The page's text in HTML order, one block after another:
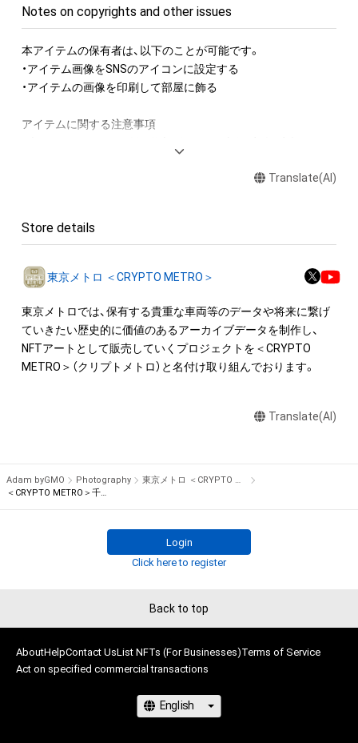
Notes on copyrights and other issues
本アイテムの保有者は、以下のことが可能です。
・アイテム画像をSNSのアイコンに設定する
・アイテムの画像を印刷して部屋に飾る
アイテムに関する注意事項
権(著作権、特許権、実用新案権、商標権、意匠権その他の知的財
作権を有する方、著作隣接権の権利者またはその管理委託を受
を保有していたとしても、本アイテムに関する創作物にかかる
知的財産権を有することを意味しません。
・本アイテムの著作権を有する方、著作隣接権の権利者またはそ
の管理委託を受けている者からの事前の同意なしに、上記の「本
アイテムの保有者が有する権利」の範囲を超えた行為、知的財産
権を侵害するおそれのある行為(改変、公開、配布、逆コンパイ
・本アイテムに関する創作物の利用については、公序良俗や法令
このアイテムに関するお問い合わせ先
TEL:0570-200-222 （9:00～17:00 年中無休）
Translate(AI)
Store details
東京メトロ ＜CRYPTO METRO＞
東京メトロでは、保有する貴重な車両等のデータや将来に繋げ
ていきたい歴史的に価値のあるアーカイブデータを制作し、
NFTアートとして販売していくプロジェクトを＜CRYPTO
METRO＞（クリプトメトロ）と名付け取り組んでおります。
Translate(AI)
Adam byGMO Photography
東京メトロ ＜CRYPTO METRO＞
＜CRYPTO METRO＞千代田線06系
Login
Click here to register
Back to top
AboutHelpContact UsList NFTs (For Businesses)Terms of Service
Act on specified commercial transactions